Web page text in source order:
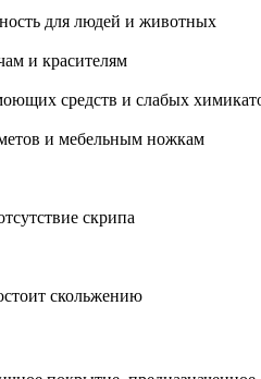
для людей и животных
и красителям
средств и слабых
и мебельным ножкам
скрипа
скольжению